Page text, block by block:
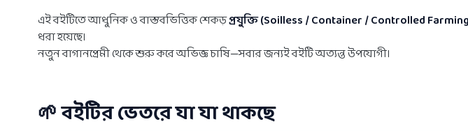
এই বইটিতে আধুনিক ও বাস্তবভিত্তিক শেকড়প্রযুক্তি (Soilless / Container / Controlled
ধরা হয়েছে।
নতুন বাগানপ্রেমী থেকে শুরু করে অভিজ্ঞ চাষি—সবার জন্যই বইটি অত্যন্ত উপযোগী।
🌱 বইটির ভেতরে যা যা থাকছে